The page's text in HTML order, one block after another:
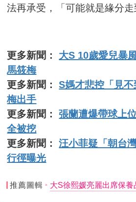
法再承受，「可能就是緣分走
更多新聞： 大S 10歲愛兒暴
馬筱梅
更多新聞：S媽才悲控「見
梅出手
更多新聞：張蘭遭爆帶球上
全被挖
更多新聞：汪小菲疑「朝台
行徑曝光
推薦圖輯 大S徐熙媛亮麗出席保養